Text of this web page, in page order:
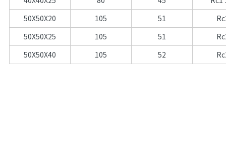
50X50X20
105 51
50X50X25
105 51
50X50X40
105 52